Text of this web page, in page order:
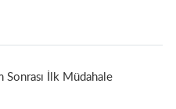
Sonrası İlk Müdahale